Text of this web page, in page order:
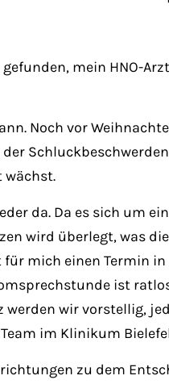
mein HNO-
Noch vor
wächst.
da. Da es sich um
wird überlegt, was
mich einen Termin
ist
werden wir vorstellig,
im Klinikum
zu dem